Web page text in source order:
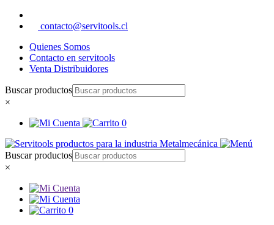
contacto@servitools.cl
Quienes Somos
Contacto en servitools
Venta Distribuidores
Buscar productos
×
0
Buscar productos
×
0